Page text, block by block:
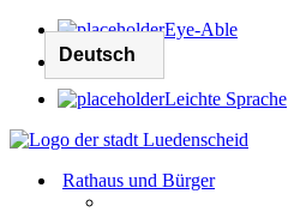
Eye-Able
Leichte Sprache
Rathaus und Bürger